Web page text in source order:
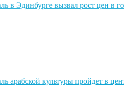
в Эдинбурге вызвал рост цен в
арабской культуры пройдет в